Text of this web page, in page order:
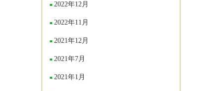
2022年12月
2022年11月
2021年12月
2021年7月
2021年1月